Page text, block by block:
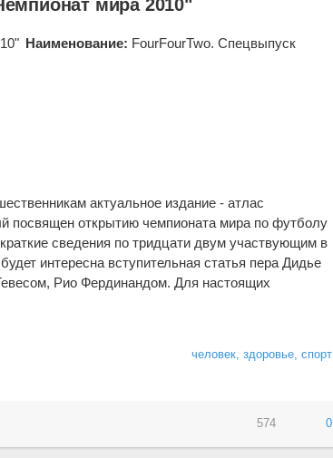
мира 2010"
Наименование: FourFourTwo. Спецвыпуск
актуальное издание - атлас
посвящен открытию чемпионата мира по футболу
сведения по тридцати двум участвующим в
интересна вступительная статья пера Дидье
Рио Фердинандом. Для настоящих
человек, здоровье, спорт
574 0